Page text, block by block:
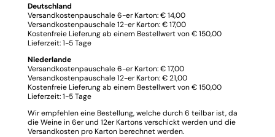
Deutschland
Versandkostenpauschale 6-er Karton: € 14,00
Versandkostenpauschale 12-er Karton: € 17,00
Kostenfreie Lieferung ab einem Bestellwert von € 150,00
Lieferzeit: 1-5 Tage
Niederlande
Versandkostenpauschale 6-er Karton: € 17,00
Versandkostenpauschale 12-er Karton: € 21,00
Kostenfreie Lieferung ab einem Bestellwert von € 150,00
Lieferzeit: 1-5 Tage
Wir empfehlen eine Bestellung, welche durch 6 teilbar ist, da
die Weine in 6er und 12er Kartons verschickt werden und die
Versandkosten pro Karton berechnet werden.